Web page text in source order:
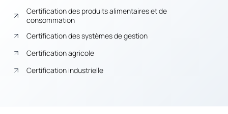
Certification des produits alimentaires et de
consommation
Certification des systèmes de gestion
Certification agricole
Certification industrielle